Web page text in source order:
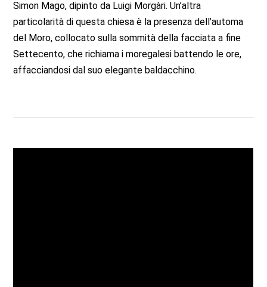
Simon Mago, dipinto da Luigi Morgàri. Un’altra
particolarità di questa chiesa è la presenza dell’automa
del Moro, collocato sulla sommità della facciata a fine
Settecento, che richiama i moregalesi battendo le ore,
affacciandosi dal suo elegante baldacchino.